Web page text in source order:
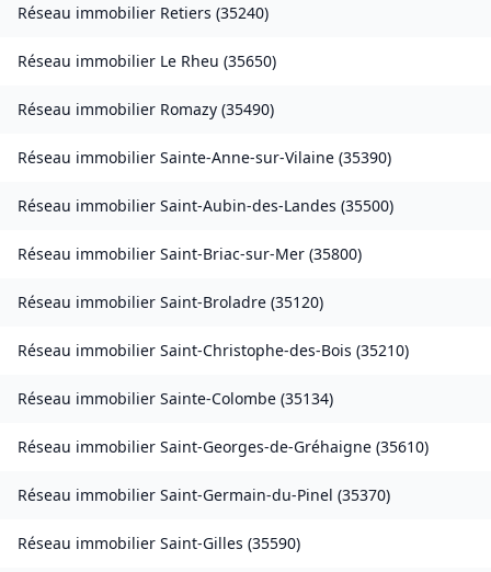
Réseau immobilier Retiers (35240)
Réseau immobilier Le Rheu (35650)
Réseau immobilier Romazy (35490)
Réseau immobilier Sainte-Anne-sur-Vilaine (35390)
Réseau immobilier Saint-Aubin-des-Landes (35500)
Réseau immobilier Saint-Briac-sur-Mer (35800)
Réseau immobilier Saint-Broladre (35120)
Réseau immobilier Saint-Christophe-des-Bois (35210)
Réseau immobilier Sainte-Colombe (35134)
Réseau immobilier Saint-Georges-de-Gréhaigne (35610)
Réseau immobilier Saint-Germain-du-Pinel (35370)
Réseau immobilier Saint-Gilles (35590)